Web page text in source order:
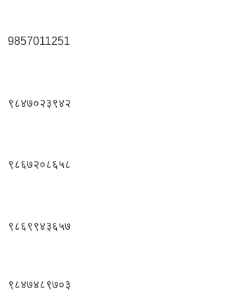
9857011251
९८४७०२३९४२
९८६७२०८६५८
९८६९९४३६५७
९८४७४८९७०३